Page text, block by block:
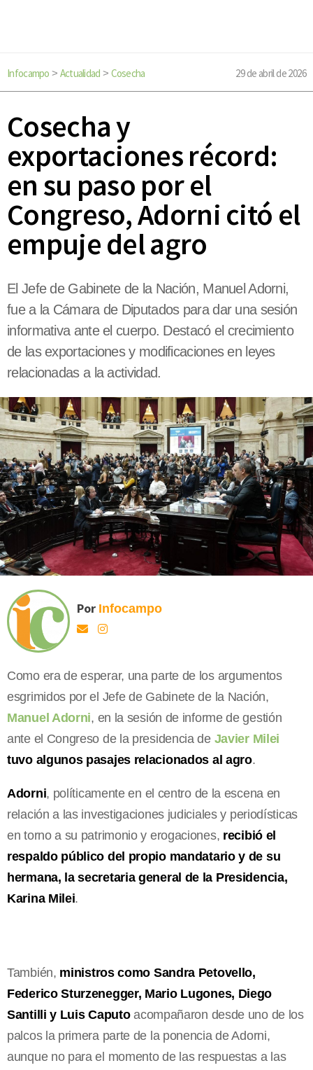
Infocampo > Actualidad > Cosecha 29 de abril de 2026
Cosecha y
exportaciones récord:
en su paso por el
Congreso, Adorni citó el
empuje del agro
El Jefe de Gabinete de la Nación, Manuel Adorni,
fue a la Cámara de Diputados para dar una sesión
informativa ante el cuerpo. Destacó el crecimiento
de las exportaciones y modificaciones en leyes
relacionadas a la actividad.
Por Infocampo
Como era de esperar, una parte de los argumentos
esgrimidos por el Jefe de Gabinete de la Nación,
Manuel Adorni, en la sesión de informe de gestión
ante el Congreso de la presidencia de Javier Milei
tuvo algunos pasajes relacionados al agro.
Adorni, políticamente en el centro de la escena en
relación a las investigaciones judiciales y periodísticas
en torno a su patrimonio y erogaciones, recibió el
respaldo público del propio mandatario y de su
hermana, la secretaria general de la Presidencia,
Karina Milei.
También, ministros como Sandra Petovello,
Federico Sturzenegger, Mario Lugones, Diego
Santilli y Luis Caputoacompañaron desde uno de los
palcos la primera parte de la ponencia de Adorni,
aunque no para el momento de las respuestas a las